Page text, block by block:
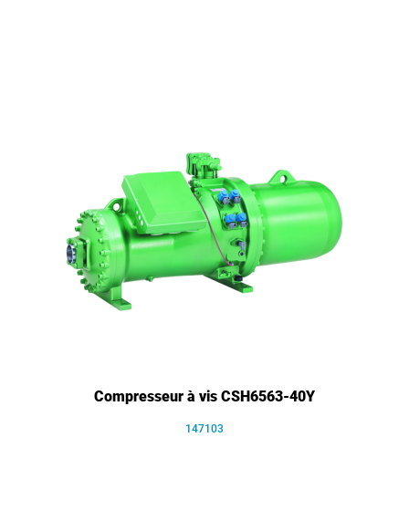
Compresseur à vis CSH6563-40Y
147103